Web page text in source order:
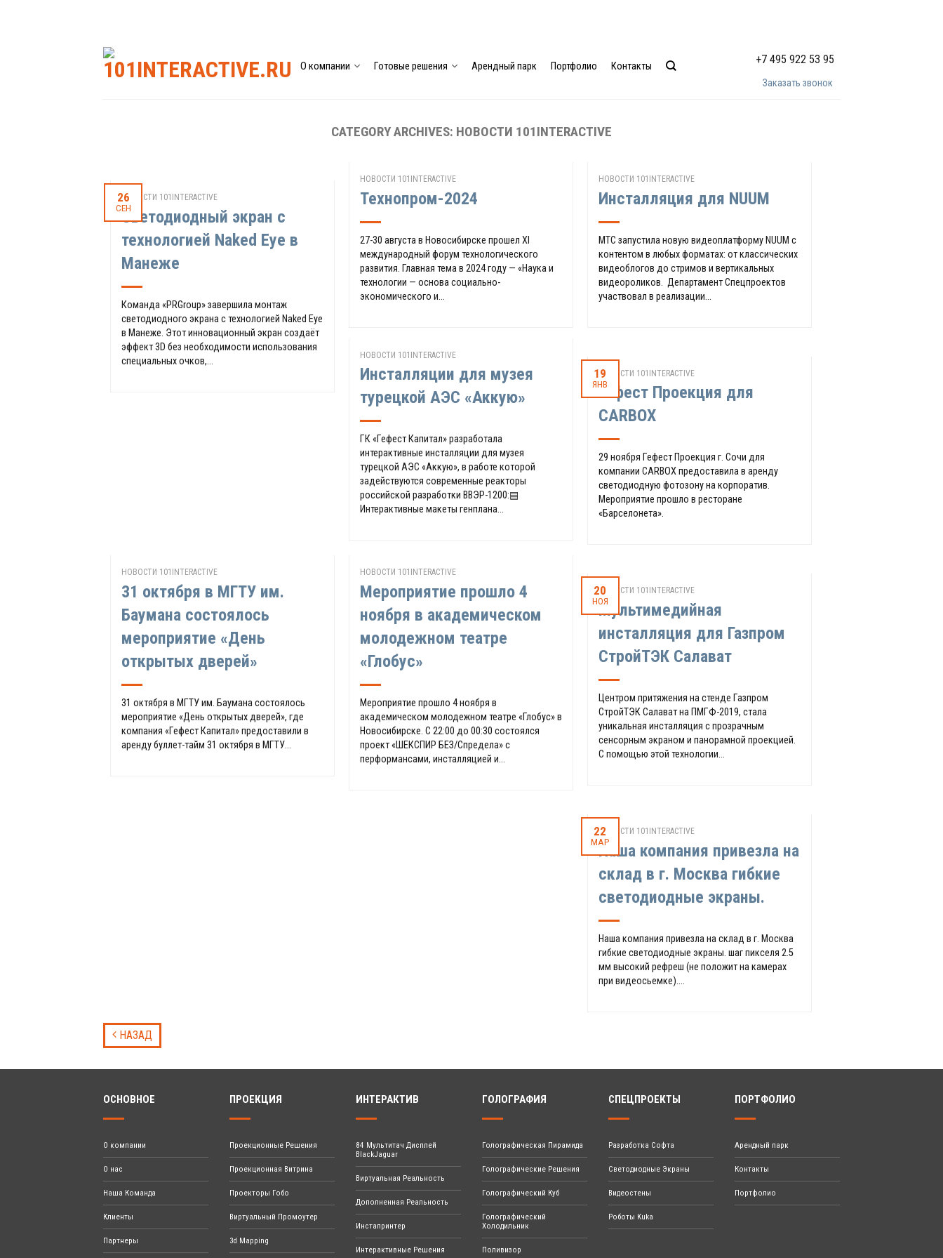
О компании Готовые решения Арендный парк Портфолио Контакты
+7 495 922 53 95
Заказать звонок
CATEGORY ARCHIVES: НОВОСТИ 101INTERACTIVE
26
СЕН
НОВОСТИ 101INTERACTIVE
Cветодиодный экран с
технологией Naked Eye в
Манеже
Команда «PRGroup» завершила монтаж
светодиодного экрана с технологией Naked Eye
в Манеже. Этот инновационный экран создаёт
эффект 3D без необходимости использования
специальных очков,...
НОВОСТИ 101INTERACTIVE
Технопром-2024
27-30 августа в Новосибирске прошел XI
международный форум технологического
развития. Главная тема в 2024 году — «Наука и
технологии — основа социально-
экономического и...
НОВОСТИ 101INTERACTIVE
Инсталляция для NUUM
МТС запустила новую видеоплатформу NUUM с
контентом в любых форматах: от классических
видеоблогов до стримов и вертикальных
видеороликов. Департамент Спецпроектов
участвовал в реализации...
НОВОСТИ 101INTERACTIVE
Инсталляции для музея
турецкой АЭС «Аккую»
ГК «Гефест Капитал» разработала
интерактивные инсталляции для музея
турецкой АЭС «Аккую», в работе которой
задействуются современные реакторы
российской разработки ВВЭР-1200:▤
Интерактивные макеты генплана...
19
ЯНВ
НОВОСТИ 101INTERACTIVE
Гефест Проекция для
CARBOX
29 ноября Гефест Проекция г. Сочи для
компании CARBOX предоставила в аренду
светодиодную фотозону на корпоратив.
Мероприятие прошло в ресторане
«Барселонета».
НОВОСТИ 101INTERACTIVE
31 октября в МГТУ им.
Баумана состоялось
мероприятие «День
открытых дверей»
31 октября в МГТУ им. Баумана состоялось
мероприятие «День открытых дверей», где
компания «Гефест Капитал» предоставили в
аренду буллет-тайм 31 октября в МГТУ...
НОВОСТИ 101INTERACTIVE
Мероприятие прошло 4
ноября в академическом
молодежном театре
«Глобус»
Мероприятие прошло 4 ноября в
академическом молодежном театре «Глобус» в
Новосибирске. С 22:00 до 00:30 состоялся
проект «ШЕКСПИР БЕЗ/Спредела» с
перформансами, инсталляцией и...
20
НОЯ
НОВОСТИ 101INTERACTIVE
Мультимедийная
инсталляция для Газпром
СтройТЭК Салават
Центром притяжения на стенде Газпром
СтройТЭК Салават на ПМГФ-2019, стала
уникальная инсталляция с прозрачным
сенсорным экраном и панорамной проекцией.
С помощью этой технологии...
22
МАР
НОВОСТИ 101INTERACTIVE
Наша компания привезла на
склад в г. Москва гибкие
светодиодные экраны.
Наша компания привезла на склад в г. Москва
гибкие светодиодные экраны. шаг пикселя 2.5
мм высокий рефреш (не положит на камерах
при видеосьемке)....
НАЗАД
ОСНОВНОЕ
О компании
О нас
Наша Команда
Клиенты
Партнеры
ПРОЕКЦИЯ
Проекционные Решения
Проекционная Витрина
Проекторы Гобо
Виртуальный Промоутер
3d Mapping
ИНТЕРАКТИВ
84 Мультитач Дисплей
BlackJaguar
Виртуальная Реальность
Дополненная Реальность
Инстапринтер
Интерактивные Решения
ГОЛОГРАФИЯ
Голографическая Пирамида
Голографические Решения
Голографический Куб
Голографический
Холодильник
Поливизор
СПЕЦПРОЕКТЫ
Разработка Софта
Светодиодные Экраны
Видеостены
Роботы Kuka
ПОРТФОЛИО
Арендный парк
Контакты
Портфолио